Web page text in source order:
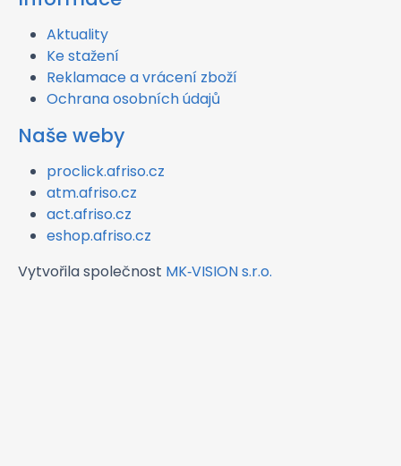
Aktuality
Ke stažení
Reklamace a vrácení zboží
Ochrana osobních údajů
Naše weby
proclick.afriso.cz
atm.afriso.cz
act.afriso.cz
eshop.afriso.cz
Vytvořila společnost MK‑VISION s.r.o.